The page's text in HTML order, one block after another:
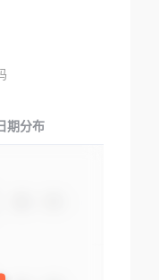
期分布